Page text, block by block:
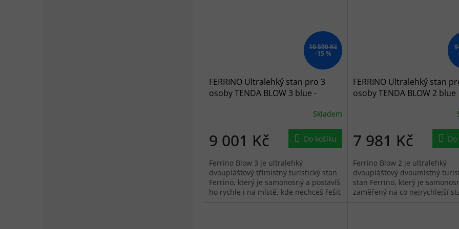
10 590 Kč
–15 %
FERRINO Ultralehký stan pro 3
osoby TENDA BLOW 3 blue -
Skladem
9 001 Kč Do košíku
Ferrino Blow 3 je ultralehký
dvouplášťový třímístný turistický stan
Ferrino, který je samonosný a postavíš
ho rychle i na místě, kde nechceš řešit
FERRINO Ultralehký stan
osoby TENDA BLOW 2 blue
7 981 Kč
Ferrino Blow 2 je ultralehký
dvouplášťový dvoumístný
stan Ferrino, který je
zaměřený na co nejrychlejší